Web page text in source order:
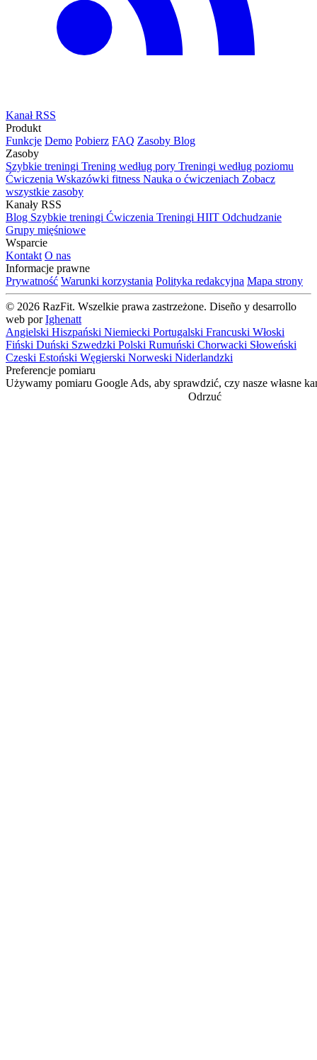
Kanał RSS
Produkt
Funkcje Demo Pobierz FAQ Zasoby Blog
Zasoby
Szybkie treningi Trening według pory Treningi według poziomu
Ćwiczenia Wskazówki fitness Nauka o ćwiczeniach Zobacz
wszystkie zasoby
Kanały RSS
Blog Szybkie treningi Ćwiczenia Treningi HIIT Odchudzanie
Grupy mięśniowe
Wsparcie
Kontakt O nas
Informacje prawne
Prywatność Warunki korzystania Polityka redakcyjna Mapa strony
© 2026 RazFit. Wszelkie prawa zastrzeżone. Diseño y desarrollo
web porIghenatt
Angielski Hiszpański Niemiecki Portugalski Francuski Włoski
Fiński Duński Szwedzki Polski Rumuński Chorwacki Słoweński
Czeski Estoński Węgierski Norweski Niderlandzki
Preferencje pomiaru
Używamy pomiaru Google Ads, aby sprawdzić, czy nasze własne
Odrzuć